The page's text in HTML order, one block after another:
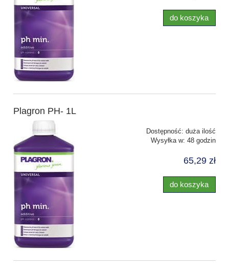
do koszyka
Plagron PH- 1L
Dostępność: duża ilość
Wysyłka w: 48 godzin
65,29 zł
do koszyka